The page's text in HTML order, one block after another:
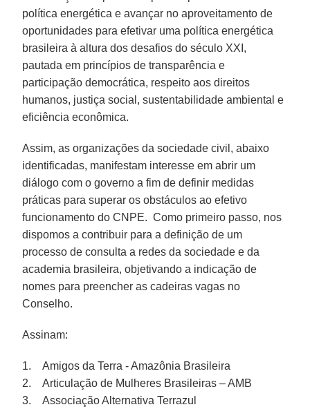
política energética e avançar no aproveitamento de
oportunidades para efetivar uma política energética
brasileira à altura dos desafios do século XXI,
pautada em princípios de transparência e
participação democrática, respeito aos direitos
humanos, justiça social, sustentabilidade ambiental e
eficiência econômica.
Assim, as organizações da sociedade civil, abaixo
identificadas, manifestam interesse em abrir um
diálogo com o governo a fim de definir medidas
práticas para superar os obstáculos ao efetivo
funcionamento do CNPE. Como primeiro passo, nos
dispomos a contribuir para a definição de um
processo de consulta a redes da sociedade e da
academia brasileira, objetivando a indicação de
nomes para preencher as cadeiras vagas no
Conselho.
Assinam:
1. Amigos da Terra - Amazônia Brasileira
2. Articulação de Mulheres Brasileiras – AMB
3. Associação Alternativa Terrazul